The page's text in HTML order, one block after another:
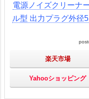
電源ノイズクリーナ
ル型 出力プラグ外径
楽天市場
Yahooショッピング